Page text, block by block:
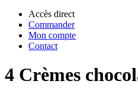
Accès direct
Commander
Mon compte
Contact
4 Crèmes